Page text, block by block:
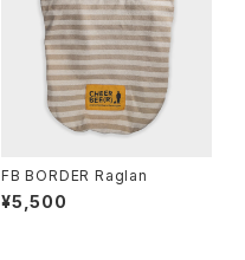
FB BORDER Raglan
¥5,500